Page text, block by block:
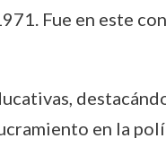
Fue en este
en la